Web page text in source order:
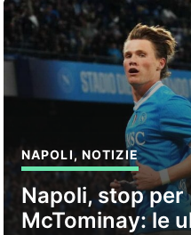
NAPOLI, NOTIZIE
Napoli, stop per
McTominay: le